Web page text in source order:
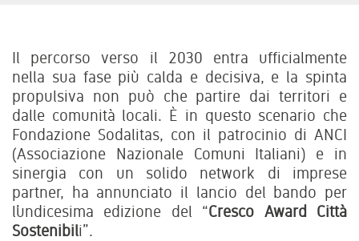
Il percorso verso il 2030 entra ufficialmente
nella sua fase più calda e decisiva, e la spinta
propulsiva non può che partire dai territori e
dalle comunità locali. È in questo scenario che
Fondazione Sodalitas, con il patrocinio di ANCI
(Associazione Nazionale Comuni Italiani) e in
sinergia con un solido network di imprese
partner, ha annunciato il lancio del bando per
l’undicesima edizione del “Cresco Award Città
Sostenibili”.